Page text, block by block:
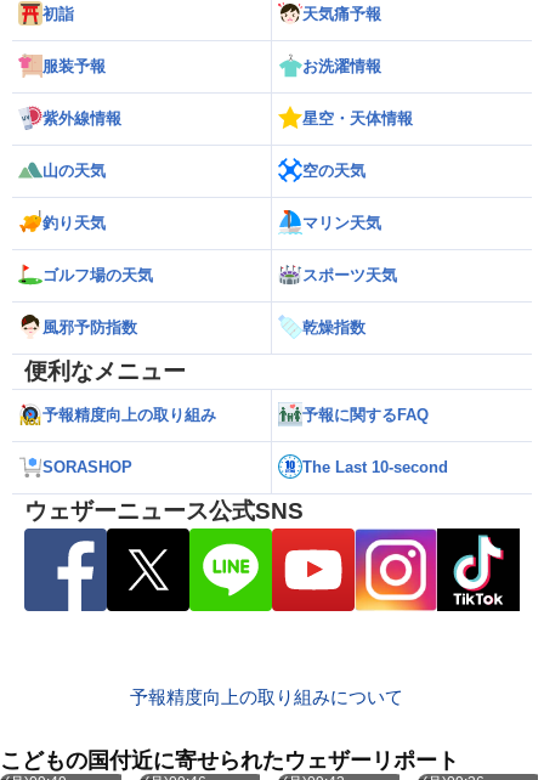
初詣 天気痛予報
服装予報 お洗濯情報
紫外線情報 星空・天体情報
山の天気 空の天気
釣り天気 マリン天気
ゴルフ場の天気 スポーツ天気
風邪予防指数 乾燥指数
便利なメニュー
予報精度向上の取り組み 予報に関するFAQ
SORASHOP The Last 10-second
ウェザーニュース公式SNS
予報精度向上の取り組みについて
こどもの国付近に寄せられたウェザーリポート
8月10日
8月10日
8月10日
8月10日